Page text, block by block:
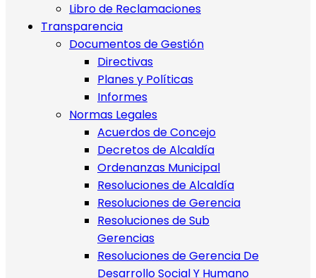
Libro de Reclamaciones
Transparencia
Documentos de Gestión
Directivas
Planes y Políticas
Informes
Normas Legales
Acuerdos de Concejo
Decretos de Alcaldía
Ordenanzas Municipal
Resoluciones de Alcaldía
Resoluciones de Gerencia
Resoluciones de Sub
Gerencias
Resoluciones de Gerencia De
Desarrollo Social Y Humano